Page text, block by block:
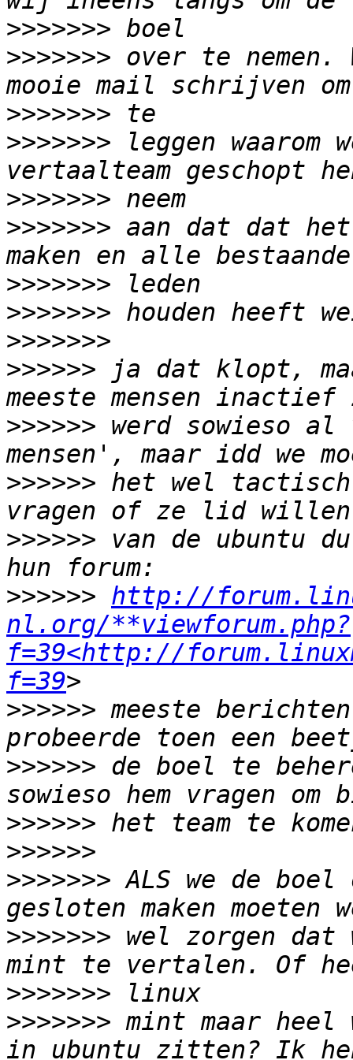
>>>>>>>
>>>>>>> over te nemen.
>>>>>>>
>>>>>>> leggen waarom
>>>>>>>
>>>>>>> aan dat dat
>>>>>>>
>>>>>>>
>>>>>>>
>>>>>> ja dat klopt,
>>>>>> werd sowieso
>>>>>> het wel
>>>>>> van de ubuntu
>>>>>> http://
nl.org/**viewforum.php?
f=39<http://
f=39
>>>>>> meeste
>>>>>> de boel te
>>>>>>
>>>>>>
>>>>>>> ALS we de boel
>>>>>>> wel zorgen dat
>>>>>>>
>>>>>>> mint maar